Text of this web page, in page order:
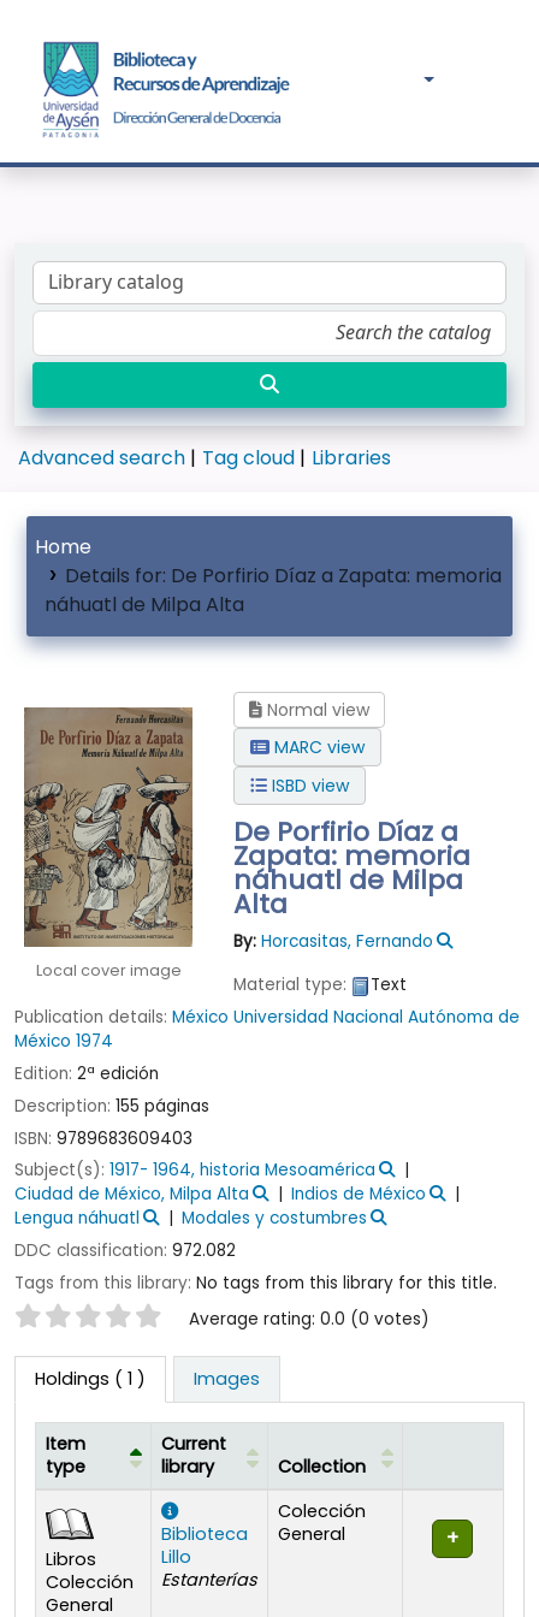
Advanced search Tag cloud Libraries
Home
Details for: De Porfirio Díaz a Zapata: memoria
náhuatl de Milpa Alta
Local cover image
Normal view
MARC view
ISBD view
De Porfirio Díaz a
Zapata: memoria
náhuatl de Milpa
Alta
By: Horcasitas, Fernando
Material type:
Text
Publication details: México Universidad Nacional Autónoma de
México 1974
Edition: 2ª edición
Description: 155 páginas
ISBN: 9789683609403
Subject(s): 1917- 1964, historia Mesoamérica
Ciudad de México, Milpa Alta
Indios de México
Lengua náhuatl
Modales y costumbres
DDC classification: 972.082
Tags from this library: No tags from this library for this title.
Star ratings Average rating: 0.0 (0 votes)
Holdings ( 1 ) Images
Item
type
Current
library
Collection
Libros
Colección
General
Biblioteca
Lillo
Estanterías
Colección
General